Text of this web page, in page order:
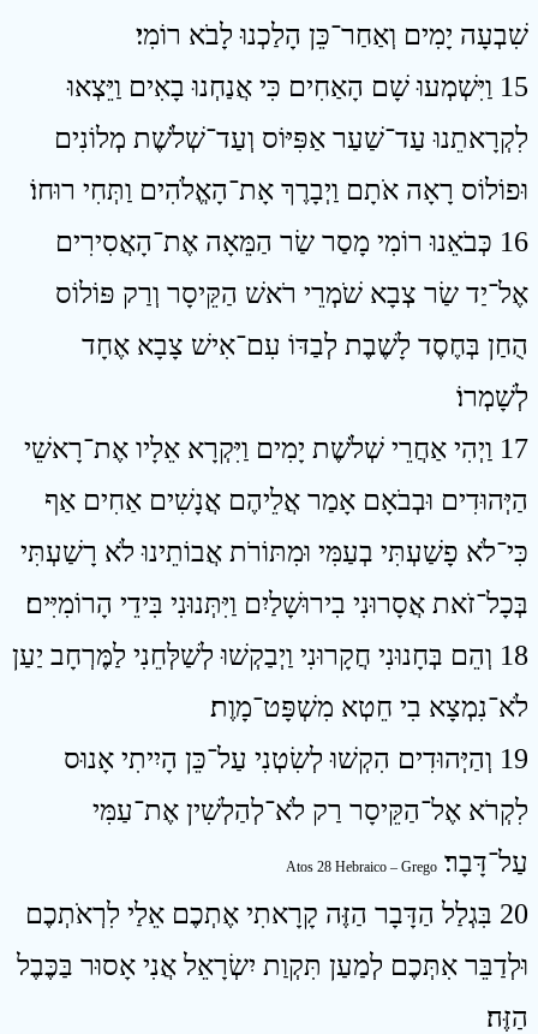
שִׁבְעָה יָמִים וְאַחַר־כֵּן הָלַכְנוּ לָבֹא רוֹמִי׃
15 וַיִּשְׁמְעוּ שָׁם הָאַחִים כִּי אֲנַחְנוּ בָאִים וַיֵּצְאוּ
לִקְרָאתֵנוּ עַד־שַׁעַר אַפִּיּוֹס וְעַד־שְׁלֹשֶׁת מְלוֹנִים
וּפוֹלוֹס רָאָה אֹתָם וַיְבָרֶךְ אָת־הָאֱלֹהִים וַתְּחִי רוּחוֹ׃
16 כְּבֹאֵנוּ רוֹמִי מָסַר שַׂר הַמֵּאָה אֶת־הָאֲסִירִים
אֶל־יַד שַׂר צְבָא שֹׁמְרֵי רֹאשׁ הַקֵּיסָר וְרַק פּוֹלוֹס
הֻחַן בְּחֶסֶד לָשֶׁבֶת לְבַדּוֹ עִם־אִישׁ צָבָא אֶחָד
לְשָׁמְרוֹ׃
17 וַיְהִי אַחֲרֵי שְׁלֹשֶׁת יָמִים וַיִּקְרָא אֵלָיו אֶת־רָאשֵׁי
הַיְּהוּדִים וּבְבֹאָם אָמַר אֲלֵיהֶם אֲנָשִׁים אַחִים אַף
כִּי־לֹא פָשַׁעְתִּי בְעַמִּי וּמִתּוֹרֹת אֲבוֹתֵינוּ לֹא רָשַׁעְתִּי
בְּכָל־זֹאת אֲסָרוּנִי בִירוּשָׁלַיִם וַיִּתְּנוּנִי בִּידֵי הָרוֹמִיִּים׃
18 וְהֵם בְּחָנוּנִי חֲקָרוּנִי וַיְבַקְשׁוּ לְשַׁלְּחֵנִי לַמֶּרְחָב יַעַן
לֹא־נִמְצָא בִי חֵטְא מִשְׁפָּט־מָוֶת׃
19 וְהַיְּהוּדִים הִקְשׁוּ לְשִׂטְנִי עַל־כֵּן הָיִיתִי אָנוּס
לִקְרֹא אֶל־הַקֵּיסָר רַק לֹא־לְהַלְשִׁין אֶת־עַמִּי
עַל־דָּבָר׃ Atos 28 Hebraico – Grego
20 בִּגְלַל הַדָּבָר הַזֶּה קָרָאתִי אֶתְכֶם אֵלַי לִרְאֹתְכֶם
וּלְדַבֵּר אִתְּכֶם לְמַעַן תִּקְוַת יִשְׂרָאֵל אֲנִי אָסוּר בַּכֶּבֶל
הַזֶּה׃